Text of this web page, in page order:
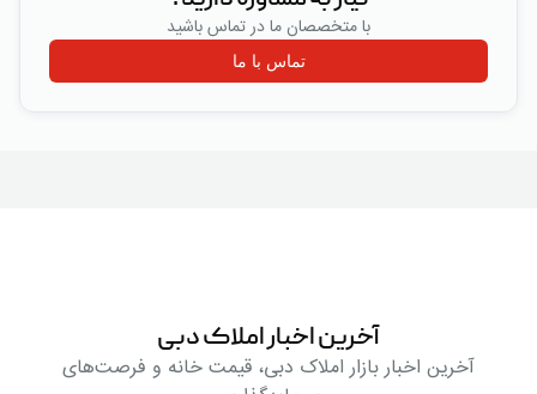
با متخصصان ما در تماس باشید
تماس با ما
آخرین اخبار املاک دبی
آخرین اخبار بازار املاک دبی، قیمت خانه و فرصت‌های